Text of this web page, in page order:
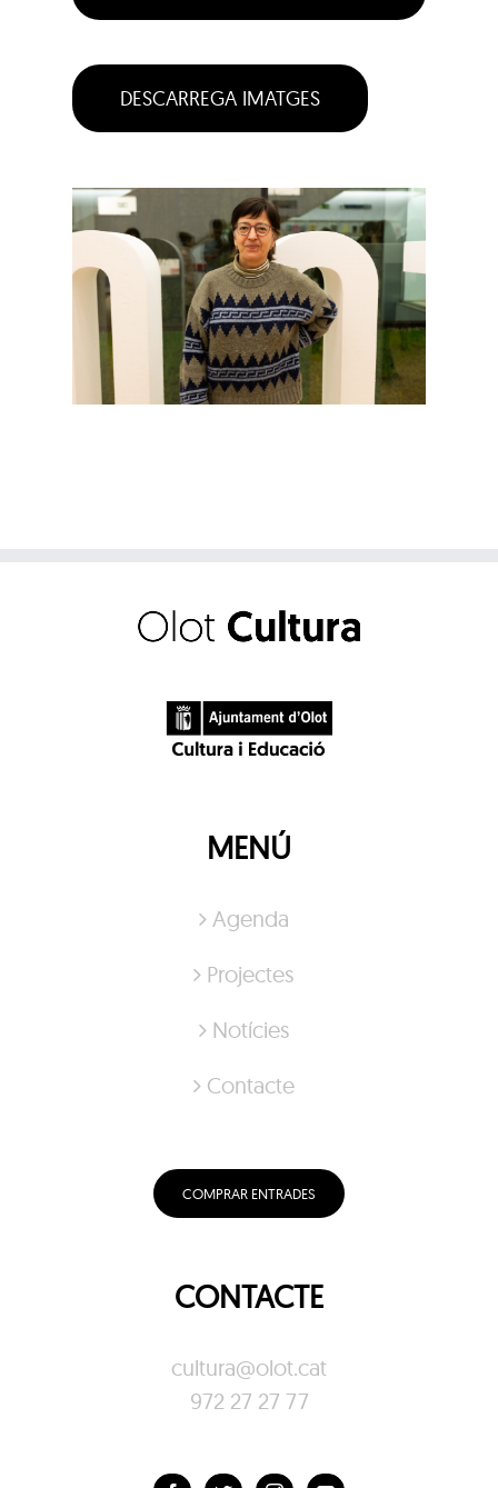
DESCARREGA IMATGES
MENÚ
Agenda
Projectes
Notícies
Contacte
COMPRAR ENTRADES
CONTACTE
cultura@olot.cat
972 27 27 77